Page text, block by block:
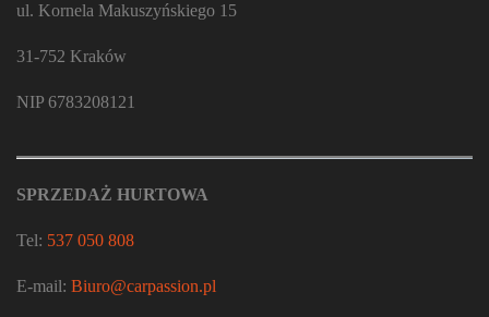
ul. Kornela Makuszyńskiego 15
31-752 Kraków
NIP 6783208121
SPRZEDAŻ HURTOWA
Tel: 537 050 808
E-mail: Biuro@carpassion.pl